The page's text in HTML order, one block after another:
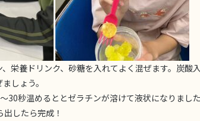
栄養ドリンク、砂糖を入れてよく混ぜます。炭酸
しょう。
30秒温めるととゼラチンが溶けて液状になりまし
したら完成！